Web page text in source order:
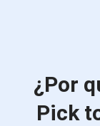
¿Por
Pick